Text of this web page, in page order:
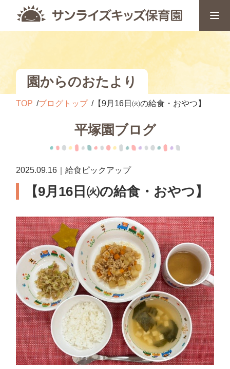
園からのおたより
TOP ブログトップ 【9月16日㈫の給食・おやつ】
平塚園ブログ
2025.09.16｜給食ピックアップ
【9月16日㈫の給食・おやつ】